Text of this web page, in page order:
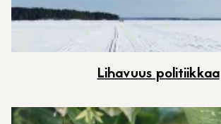
Lihavuus politiikkaa